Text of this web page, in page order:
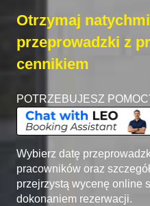
Otrzymaj
przeprowadzki z
cennikiem
POTRZEBUJESZ
Wybierz datę
pracowników oraz
przejrzystą wycenę online
dokonaniem rezerwacji.